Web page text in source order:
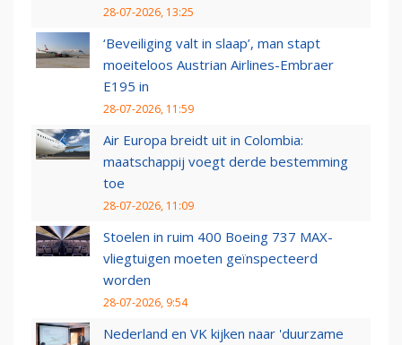
28-07-2026, 13:25
‘Beveiliging valt in slaap’, man stapt
moeiteloos Austrian Airlines-Embraer
E195 in
28-07-2026, 11:59
Air Europa breidt uit in Colombia:
maatschappij voegt derde bestemming
toe
28-07-2026, 11:09
Stoelen in ruim 400 Boeing 737 MAX-
vliegtuigen moeten geïnspecteerd
worden
28-07-2026, 9:54
Nederland en VK kijken naar 'duurzame